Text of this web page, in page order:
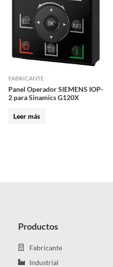
FABRICANTE
Panel Operador SIEMENS IOP-
2 para Sinamics G120X
Leer más
Productos
Fabricante
Industrial